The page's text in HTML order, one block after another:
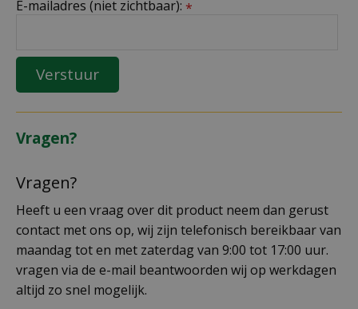
E-mailadres (niet zichtbaar): *
Vragen?
Vragen?
Heeft u een vraag over dit product neem dan gerust
contact met ons op, wij zijn telefonisch bereikbaar van
maandag tot en met zaterdag van 9:00 tot 17:00 uur.
vragen via de e-mail beantwoorden wij op werkdagen
altijd zo snel mogelijk.